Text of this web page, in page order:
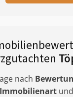
nach
Immobilienart